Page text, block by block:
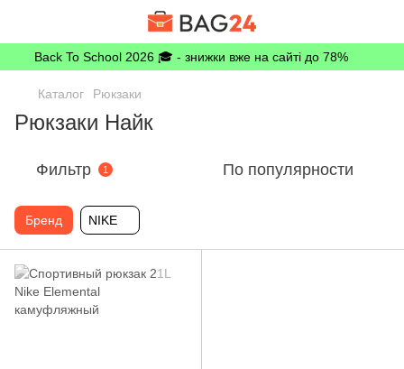
Back To School 2026 🎓 - знижки вже на сайті до 78%
Каталог Рюкзаки
Рюкзаки Найк
Фильтр 1 По популярности
Бренд NIKE